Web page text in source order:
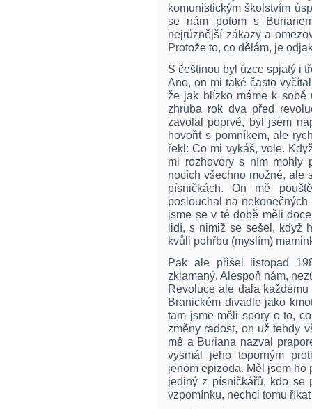
komunistickým školstvím
se nám potom s
nejrůznější zákazy a
Protože to, co dělám, je
S češtinou byl úzce spjatý i
Ano, on mi také často
že jak blízko máme k sobě
zhruba rok dva před
zavolal poprvé, byl jsem
hovořit s pomníkem, ale
řekl: Co mi vykáš, vole.
mi rozhovory s ním mohly
nocích všechno možné, ale
písničkách. On mě
poslouchal na
jsme se v té době měli
lidí, s nimiž se sešel, když
kvůli pohřbu (myslím)
Pak ale přišel listopad
zklamaný. Alespoň nám,
Revoluce ale dala
Branickém divadle jako
tam jsme měli spory o to,
změny radost, on už tehdy
mě a Buriana nazval
vysmál jeho toporným
jenom epizoda. Měl jsem ho
jediný z písničkářů, kdo se
vzpomínku, nechci tomu